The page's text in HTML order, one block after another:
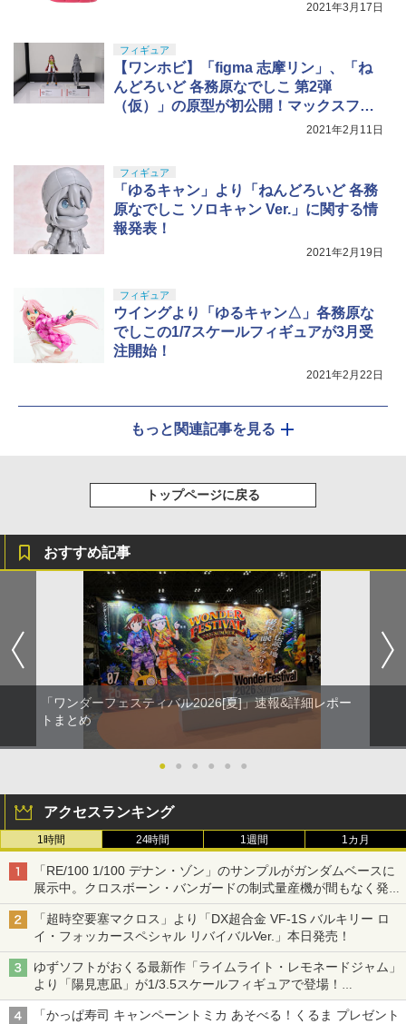
2021年3月17日
フィギュア
【ワンホビ】「figma 志摩リン」、「ね
んどろいど 各務原なでしこ 第2弾
（仮）」の原型が初公開！マックスファ
クトリーより「ゆるキャン△」のfigma、
2021年2月11日
フィギュア
「ゆるキャン」より「ねんどろいど 各務
原なでしこ ソロキャン Ver.」に関する情
報発表！
2021年2月19日
フィギュア
ウイングより「ゆるキャン△」各務原な
でしこの1/7スケールフィギュアが3月受
注開始！
2021年2月22日
もっと関連記事を見る
トップページに戻る
おすすめ記事
「ワンダーフェスティバル2026[夏]」速報&詳細レポー
トまとめ
● ● ● ● ● ●
アクセスランキング
1時間 24時間 1週間 1カ月
「RE/100 1/100 デナン・ゾン」のサンプルがガンダムベースに
展示中。クロスボーン・バンガードの制式量産機が間もなく発送
【ガンダムベース撮り下ろし】
「超時空要塞マクロス」より「DX超合金 VF-1S バルキリー ロ
イ・フォッカースペシャル リバイバルVer.」本日発売！
ゆずソフトがおくる最新作「ライムライト・レモネードジャム」
より「陽見恵凪」が1/3.5スケールフィギュアで登場！
メガネ姿も表現できるオプションパーツが付属
「かっぱ寿司 キャンペーントミカ あそべる！くるま プレゼント